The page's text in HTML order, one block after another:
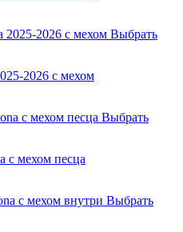
Выбрать
2026 с мехом
Выбрать
с мехом песца
Выбрать